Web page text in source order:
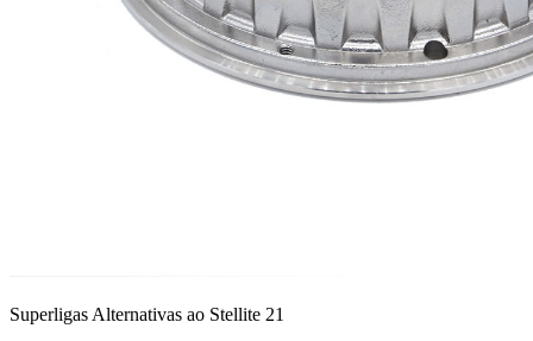
Superligas Alternativas ao Stellite 21